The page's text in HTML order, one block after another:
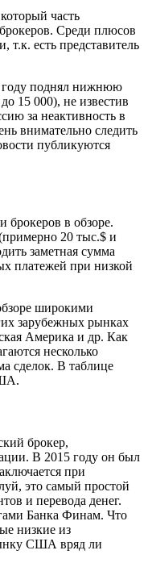
часть
Среди плюсов
т.к. есть представитель
году поднял нижнюю
15 000), не известив
за неактивность в
внимательно следить
публикуются
брокеров в обзоре.
20 тыс.$ и
заметная сумма
платежей при низкой
широкими
зарубежных рынках
Америка и др. Как
несколько
сделок. В таблице
брокер,
В 2015 году он был
при
это самый простой
и перевода денег.
Банка Финам. Что
низкие из
США вряд ли